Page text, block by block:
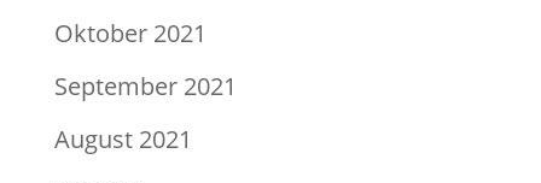
Oktober 2021
September 2021
August 2021